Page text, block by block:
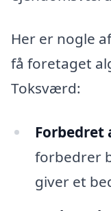
Her er nogle
få foretaget
Toksværd:
forbedrer
giver et